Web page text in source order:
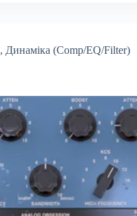
, Динаміка (Comp/EQ/Filter)